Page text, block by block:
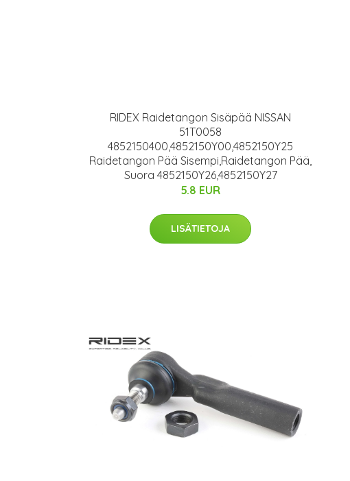
RIDEX Raidetangon Sisäpää NISSAN
51T0058
4852150400,4852150Y00,4852150Y25
Raidetangon Pää Sisempi,Raidetangon Pää,
Suora 4852150Y26,4852150Y27
5.8 EUR
LISÄTIETOJA